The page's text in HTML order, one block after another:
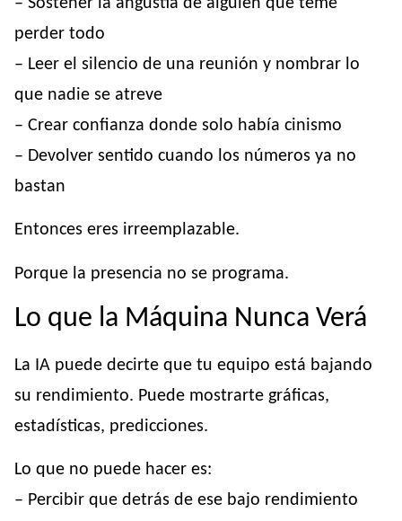
perder todo
– Leer el silencio de una reunión y nombrar lo
que nadie se atreve
– Crear confianza donde solo había cinismo
– Devolver sentido cuando los números ya no
bastan
Entonces eres irreemplazable.
Porque la presencia no se programa.
Lo que la Máquina Nunca Verá
La IA puede decirte que tu equipo está bajando
su rendimiento. Puede mostrarte gráficas,
estadísticas, predicciones.
Lo que no puede hacer es:
– Percibir que detrás de ese bajo rendimiento